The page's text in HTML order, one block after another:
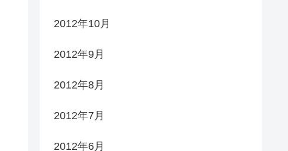
2012年10月
2012年9月
2012年8月
2012年7月
2012年6月